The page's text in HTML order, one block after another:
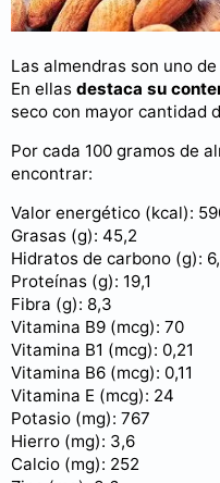
Las almendras son uno
En ellas destaca su
seco con mayor cantidad
Por cada 100 gramos de
encontrar:
Valor energético (kcal):
Grasas (g): 45,2
Hidratos de carbono (g):
Proteínas (g): 19,1
Fibra (g): 8,3
Vitamina B9 (mcg): 70
Vitamina B1 (mcg): 0,21
Vitamina B6 (mcg): 0,11
Vitamina E (mcg): 24
Potasio (mg): 767
Hierro (mg): 3,6
Calcio (mg): 252